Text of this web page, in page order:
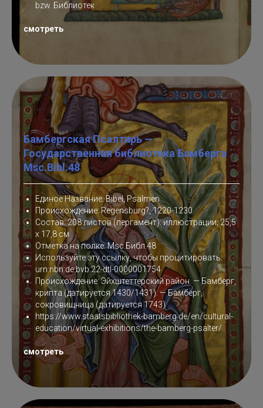
bzw. Библиотек
смотреть
Бамбергская Псалтирь —
Государственная библиотека Бамберга
Msc.Bibl.48
Единое Название: Bibel, Psalmen
Происхождение: Regensburg?, 1220-1230
Состав: 208 листов (пергамент): иллюстрации; 25,5
x 17,8 см
Отметка на полке: Msc.Библ.48
Используйте эту ссылку, чтобы процитировать:
urn:nbn:de:bvb:22-dtl-0000001754
Происхождение: Эйхштеттерский район. — Бамберг,
крипта (датируется 1430/1431). — Бамберг,
сокровищница (датируется 1743)
https://www.staatsbibliothek-bamberg.de/en/cultural-
education/virtual-exhibitions/the-bamberg-psalter/
смотреть